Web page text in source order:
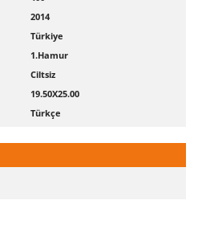
2014
Türkiye
1.Hamur
Ciltsiz
19.50X25.00
Türkçe